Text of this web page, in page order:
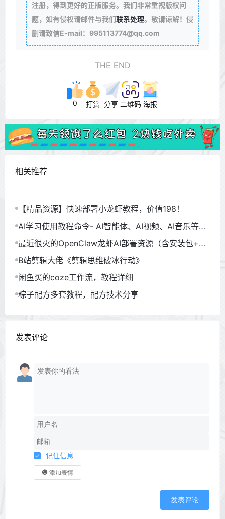
注册，得到更好的正版服务。我们非常重视版权问
题，如有侵权请邮件与我们联系处理。敬请谅解！侵
删请致信E-mail：995113774@qq.com
THE END
0 打赏 分享 二维码 海报
相关推荐
【精品资源】快速部署小龙虾教程，价值198！
AI学习使用教程命令- AI智能体、AI视频、AI音乐等
（930GB）
最近很火的OpenClaw龙虾AI部署资源（含安装包+教
程）
B站剪辑大佬《剪辑思维破冰行动》
闲鱼买的coze工作流，教程详细
粽子配方多套教程，配方技术分享
发表评论
记住信息
添加表情
发表评论